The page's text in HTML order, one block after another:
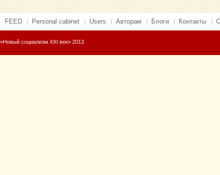
FEED Personal cabinet Users Авторам Блоги Контакты
«Новый социализм XXI век» 2013